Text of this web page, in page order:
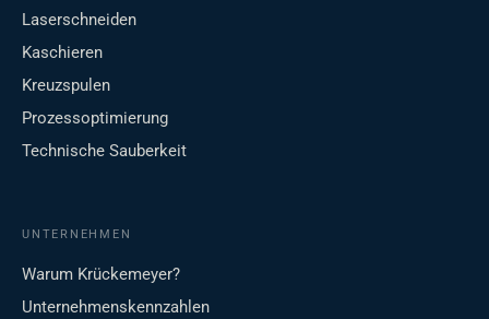
Laserschneiden
Kaschieren
Kreuzspulen
Prozessoptimierung
Technische Sauberkeit
UNTERNEHMEN
Warum Krückemeyer?
Unternehmenskennzahlen